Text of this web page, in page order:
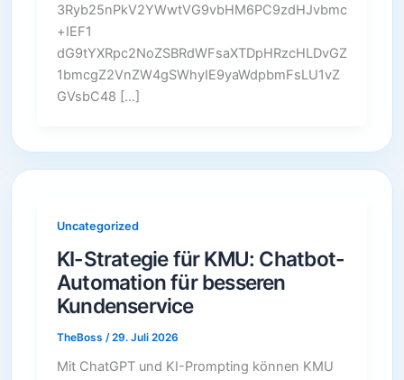
3Ryb25nPkV2YWwtVG9vbHM6PC9zdHJvbmc
+IEF1
dG9tYXRpc2NoZSBRdWFsaXTDpHRzcHLDvGZ
1bmcgZ2VnZW4gSWhyIE9yaWdpbmFsLU1vZ
GVsbC48 […]
Uncategorized
KI-Strategie für KMU: Chatbot-
Automation für besseren
Kundenservice
TheBoss /29. Juli 2026
Mit ChatGPT und KI-Prompting können KMU